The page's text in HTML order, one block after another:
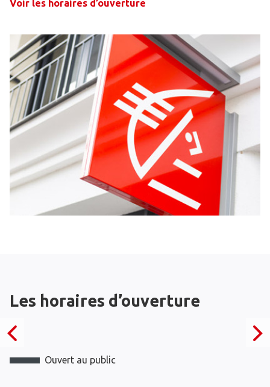
Voir les horaires d’ouverture
Les horaires d’ouverture
Ouvert au public